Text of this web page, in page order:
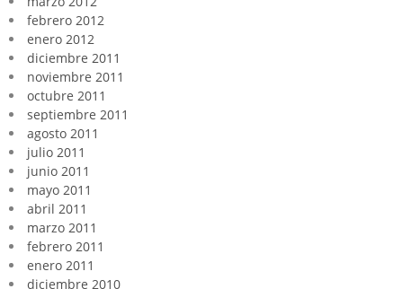
febrero 2012
enero 2012
diciembre 2011
noviembre 2011
octubre 2011
septiembre 2011
agosto 2011
julio 2011
junio 2011
mayo 2011
abril 2011
marzo 2011
febrero 2011
enero 2011
diciembre 2010